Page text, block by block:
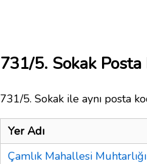
731/5. Sokak
731/5. Sokak ile aynı posta
Yer Adı
Çamlık Mahallesi Muhtarlığı